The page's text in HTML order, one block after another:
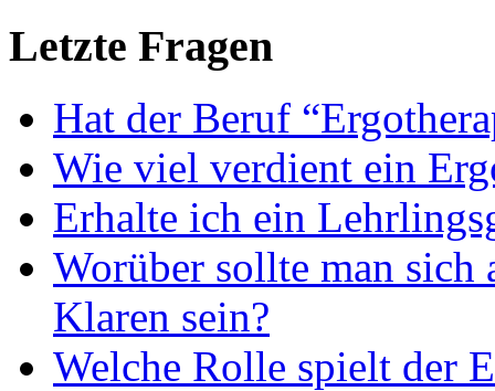
Letzte Fragen
Hat der Beruf
Wie viel verdient ein
Erhalte ich ein
Worüber sollte man sich
Klaren sein?
Welche Rolle spielt der